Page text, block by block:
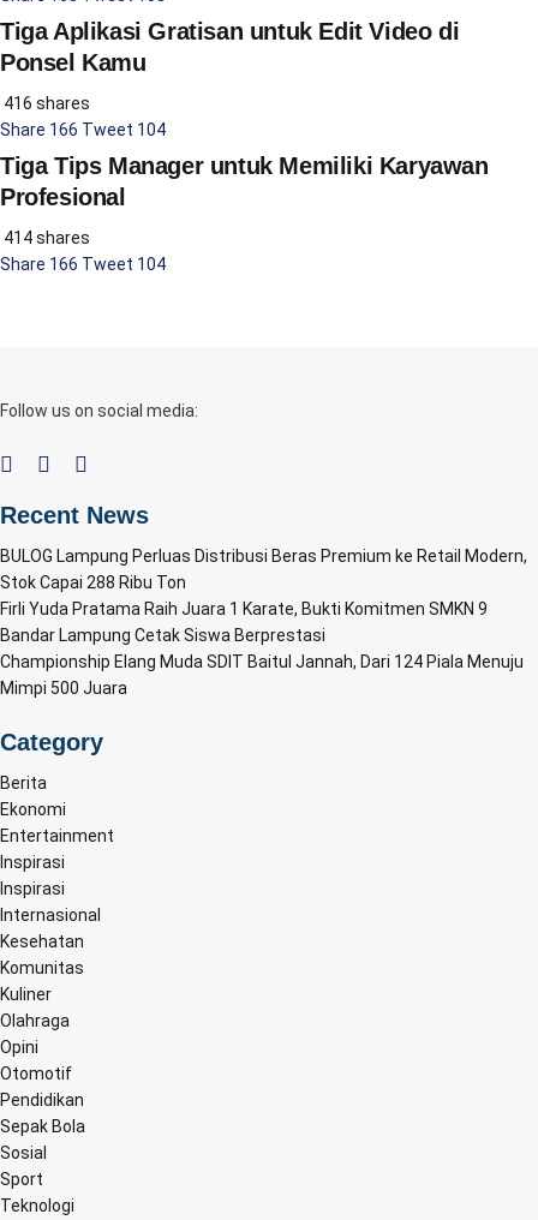
Tiga Aplikasi Gratisan untuk Edit Video di
Ponsel Kamu
416 shares
Share 166 Tweet 104
Tiga Tips Manager untuk Memiliki Karyawan
Profesional
414 shares
Share 166 Tweet 104
Follow us on social media:
Recent News
BULOG Lampung Perluas Distribusi Beras Premium ke Retail Modern,
Stok Capai 288 Ribu Ton
Firli Yuda Pratama Raih Juara 1 Karate, Bukti Komitmen SMKN 9
Bandar Lampung Cetak Siswa Berprestasi
Championship Elang Muda SDIT Baitul Jannah, Dari 124 Piala Menuju
Mimpi 500 Juara
Category
Berita
Ekonomi
Entertainment
Inspirasi
Inspirasi
Internasional
Kesehatan
Komunitas
Kuliner
Olahraga
Opini
Otomotif
Pendidikan
Sepak Bola
Sosial
Sport
Teknologi